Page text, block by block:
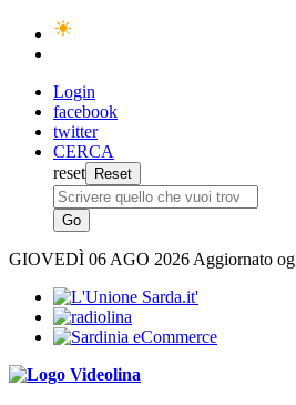
Login
facebook
twitter
CERCA
reset
GIOVEDÌ 06 AGO 2026 Aggiornato